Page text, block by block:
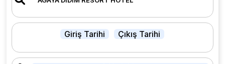
Giriş Tarihi Çıkış Tarihi